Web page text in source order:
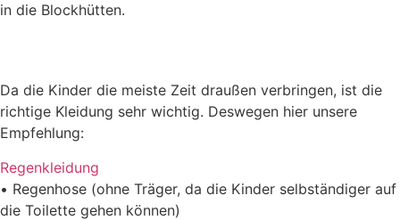
in die Blockhütten.
Da die Kinder die meiste Zeit draußen verbringen, ist die
richtige Kleidung sehr wichtig. Deswegen hier unsere
Empfehlung:
Regenkleidung
• Regenhose (ohne Träger, da die Kinder selbständiger auf
die Toilette gehen können)